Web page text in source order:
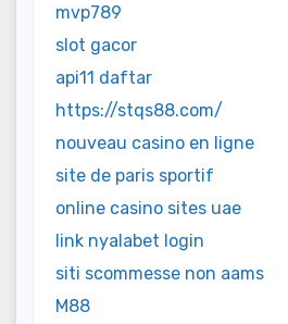
mvp789
slot gacor
api11 daftar
https://stqs88.com/
nouveau casino en ligne
site de paris sportif
online casino sites uae
link nyalabet login
siti scommesse non aams
M88